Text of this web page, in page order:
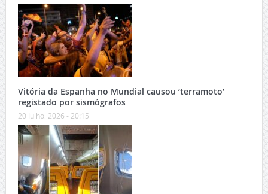
Vitória da Espanha no Mundial causou ‘terramoto’
registado por sismógrafos
20 Julho, 2026 - 20:15